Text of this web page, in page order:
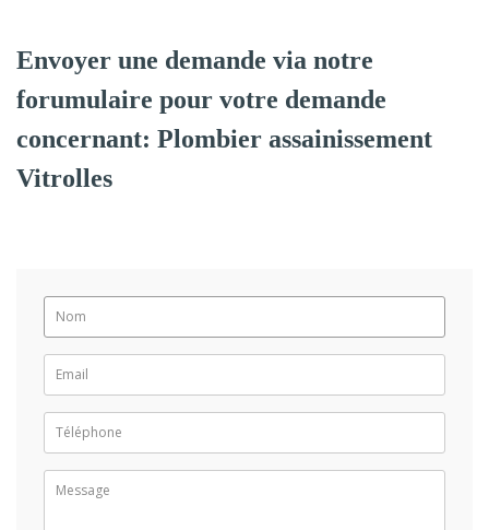
Envoyer une demande via notre
forumulaire pour votre demande
concernant: Plombier assainissement
Vitrolles